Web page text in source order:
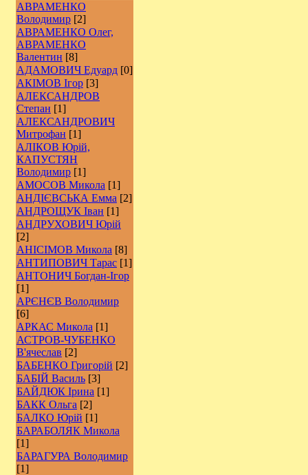
АВРАМЕНКО
Володимир [2]
АВРАМЕНКО Олег,
АВРАМЕНКО
Валентин [8]
АДАМОВИЧ Едуард [0]
АКІМОВ Ігор [3]
АЛЕКСАНДРОВ
Степан [1]
АЛЕКСАНДРОВИЧ
Митрофан [1]
АЛІКОВ Юрій,
КАПУСТЯН
Володимир [1]
АМОСОВ Микола [1]
АНДІЄВСЬКА Емма [2]
АНДРОЩУК Іван [1]
АНДРУХОВИЧ Юрій
[2]
АНІСІМОВ Микола [8]
АНТИПОВИЧ Тарас [1]
АНТОНИЧ Богдан-Ігор
[1]
АРЄНЄВ Володимир
[6]
АРКАС Микола [1]
АСТРОВ-ЧУБЕНКО
В'ячеслав [2]
БАБЕНКО Григорій [2]
БАБІЙ Василь [3]
БАЙДЮК Ірина [1]
БАКК Ольга [2]
БАЛКО Юрій [1]
БАРАБОЛЯК Микола
[1]
БАРАГУРА Володимир
[1]